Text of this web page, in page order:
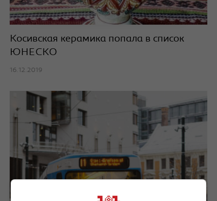
Косивская керамика попала в список
ЮНЕСКО
16.12.2019